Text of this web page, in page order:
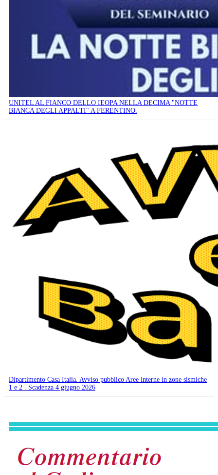
UNITEL AL FIANCO DELLO IEOPA NELLA DECIMA "NOTTE
BIANCA DEGLI APPALTI" A FERENTINO.
Dipartimento Casa Italia. Avviso pubblico Aree interne in zone sismiche
1 e 2 . Scadenza 4 giugno 2026